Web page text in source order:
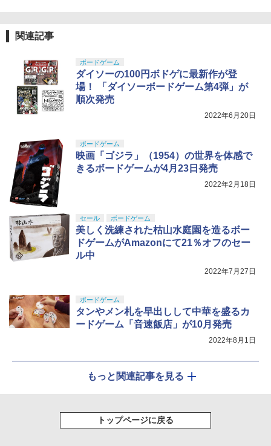
関連記事
ボードゲーム
ダイソーの100円ボドゲに最新作が登
場！ 「ダイソーボードゲーム第4弾」が
順次発売
2022年6月20日
ボードゲーム
映画「ゴジラ」（1954）の世界を体感で
きるボードゲームが4月23日発売
2022年2月18日
セール ボードゲーム
美しく洗練された枯山水庭園を造るボー
ドゲームがAmazonにて21％オフのセー
ル中
2022年7月27日
ボードゲーム
タンやメン札を早出しして中華を盛るカ
ードゲーム「音速飯店」が10月発売
2022年8月1日
もっと関連記事を見る
トップページに戻る